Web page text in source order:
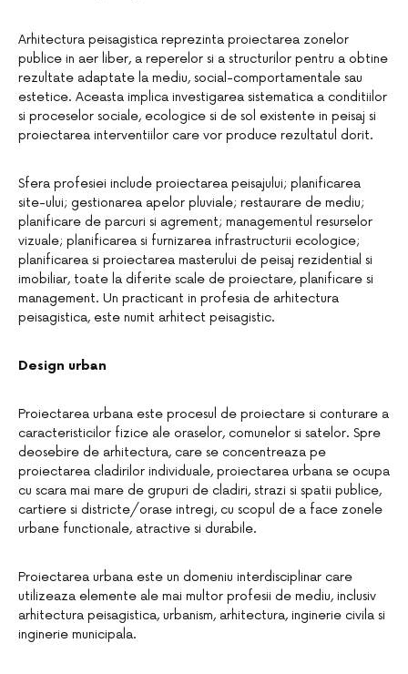
Arhitectura peisagistica reprezinta proiectarea zonelor
publice in aer liber, a reperelor si a structurilor pentru a obtine
rezultate adaptate la mediu, social-comportamentale sau
estetice. Aceasta implica investigarea sistematica a conditiilor
si proceselor sociale, ecologice si de sol existente in peisaj si
proiectarea interventiilor care vor produce rezultatul dorit.
Sfera profesiei include proiectarea peisajului; planificarea
site-ului; gestionarea apelor pluviale; restaurare de mediu;
planificare de parcuri si agrement; managementul resurselor
vizuale; planificarea si furnizarea infrastructurii ecologice;
planificarea si proiectarea masterului de peisaj rezidential si
imobiliar, toate la diferite scale de proiectare, planificare si
management. Un practicant in profesia de arhitectura
peisagistica, este numit arhitect peisagistic.
Design urban
Proiectarea urbana este procesul de proiectare si conturare a
caracteristicilor fizice ale oraselor, comunelor si satelor. Spre
deosebire de arhitectura, care se concentreaza pe
proiectarea cladirilor individuale, proiectarea urbana se ocupa
cu scara mai mare de grupuri de cladiri, strazi si spatii publice,
cartiere si districte/orase intregi, cu scopul de a face zonele
urbane functionale, atractive si durabile.
Proiectarea urbana este un domeniu interdisciplinar care
utilizeaza elemente ale mai multor profesii de mediu, inclusiv
arhitectura peisagistica, urbanism, arhitectura, inginerie civila si
inginerie municipala.